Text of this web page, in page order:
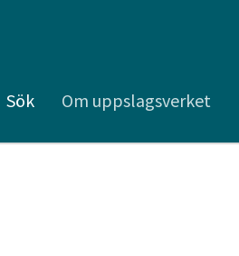
Sök Om uppslagsverket